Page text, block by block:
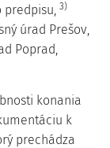
predpisu, 3)
úrad Prešov,
Poprad,
konania
k
prechádza